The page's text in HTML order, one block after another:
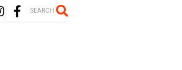
SEARCH